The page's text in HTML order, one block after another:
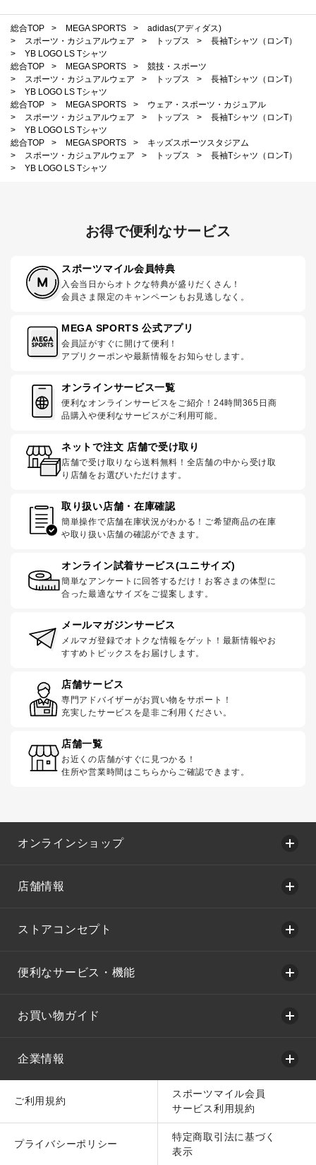
総合TOP > MEGA SPORTS >
adidas(アディダス)
>
スポーツ・カジュアルウェア > トップス >
長袖Tシャツ（ロンT）
>
YB LOGO LS Tシャツ
総合TOP
> MEGA SPORTS >
競技・スポーツ
>
スポーツ・カジュアルウェア > トップス >
長袖Tシャツ（ロンT）
>
YB LOGO LS Tシャツ
総合TOP
> MEGA SPORTS >
ウェア・スポーツ・カジュアル
>
スポーツ・カジュアルウェア > トップス >
長袖Tシャツ（ロンT）
>
YB LOGO LS Tシャツ
総合TOP
> MEGA SPORTS >
キッズスポーツスタジアム
>
スポーツ・カジュアルウェア > トップス >
長袖Tシャツ（ロンT）
>
YB LOGO LS Tシャツ
お得で便利なサービス
スポーツマイル会員特典
入会当日からオトクな特典が盛りだくさん！
会員さま限定のキャンペーンもお見逃しなく。
MEGA SPORTS 公式アプリ
会員証がすぐに開けて便利！
アプリクーポンや最新情報をお知らせします。
オンラインサービス一覧
便利なオンラインサービスをご紹介！24時間365日商
品購入や便利なサービスがご利用可能。
ネットで注文 店舗で受け取り
店舗で受け取りなら送料無料！全店舗の中から受け取
り店舗をお選びいただけます。
取り扱い店舗・在庫確認
簡単操作で店舗在庫状況がわかる！ご希望商品の在庫
や取り扱い店舗の確認ができます。
オンライン試着サービス(ユニサイズ)
簡単なアンケートに回答するだけ！お客さまの体型に
合った最適なサイズをご提案します。
メールマガジンサービス
メルマガ登録でオトクな情報をゲット！最新情報やお
すすめトピックスをお届けします。
店舗サービス
専門アドバイザーがお買い物をサポート！
充実したサービスを是非ご利用ください。
店舗一覧
お近くの店舗がすぐに見つかる！
住所や営業時間はこちらからご確認できます。
オンラインショップ
店舗情報
ストアコンセプト
便利なサービス・機能
お買い物ガイド
企業情報
ご利用規約
スポーツマイル会員
サービス利用規約
プライバシーポリシー
特定商取引法に基づく
表示